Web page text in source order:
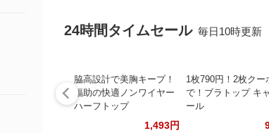
24時間タイムセール 毎日10時更新
脇高設計で美胸キープ！
福助の快適ノンワイヤー
ハーフトップ
1,493円
1枚790円！2枚クー
で！ブラトップ キ
ール